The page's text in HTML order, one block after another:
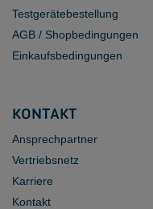
Testgerätebestellung
AGB / Shopbedingungen
Einkaufsbedingungen
KONTAKT
Ansprechpartner
Vertriebsnetz
Karriere
Kontakt